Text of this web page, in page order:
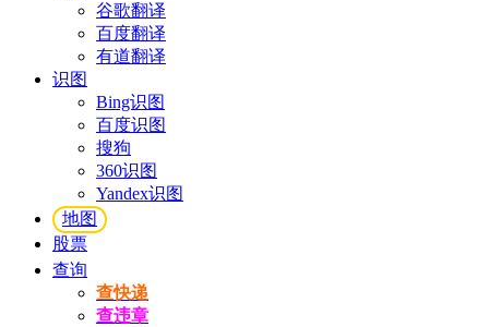
谷歌翻译
百度翻译
有道翻译
识图
Bing识图
百度识图
搜狗
360识图
Yandex识图
地图
股票
查询
查快递
查违章